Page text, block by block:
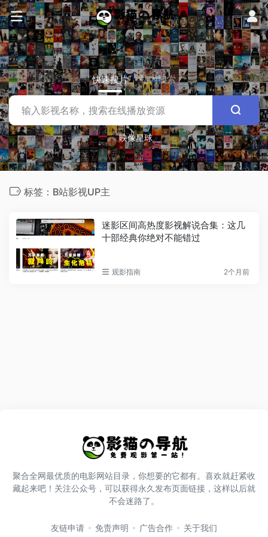
快速搜片 站内搜索
映像星球
标签：B站影视UP主
迷影区间高热度影视解说合集：这几
十部经典你绝对不能错过
观影指南 2个月前
聚合全网最优质的电影网站目录，你想要的它都有。喜欢就赶紧收
藏起来吧！关注公众号，可以获得永久发布页面链接，这样以后就
不会迷路了。
友链申请 免责声明 广告合作 关于我们